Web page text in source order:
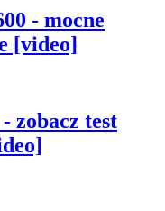
- mocne
[video]
zobacz test